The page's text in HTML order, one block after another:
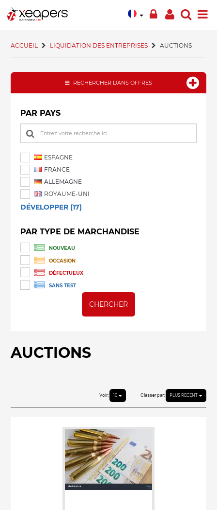
ACCUEIL LIQUIDATION DES ENTREPRISES AUCTIONS
RECHERCHER DANS OFFRES
PAR PAYS
ESPAGNE
FRANCE
ALLEMAGNE
ROYAUME-UNI
DÉVELOPPER (17)
PAR TYPE DE MARCHANDISE
NOUVEAU
OCCASION
DÉFECTUEUX
SANS TEST
CHERCHER
AUCTIONS
Classer par: PLUS RÉCENT
Voir: 10